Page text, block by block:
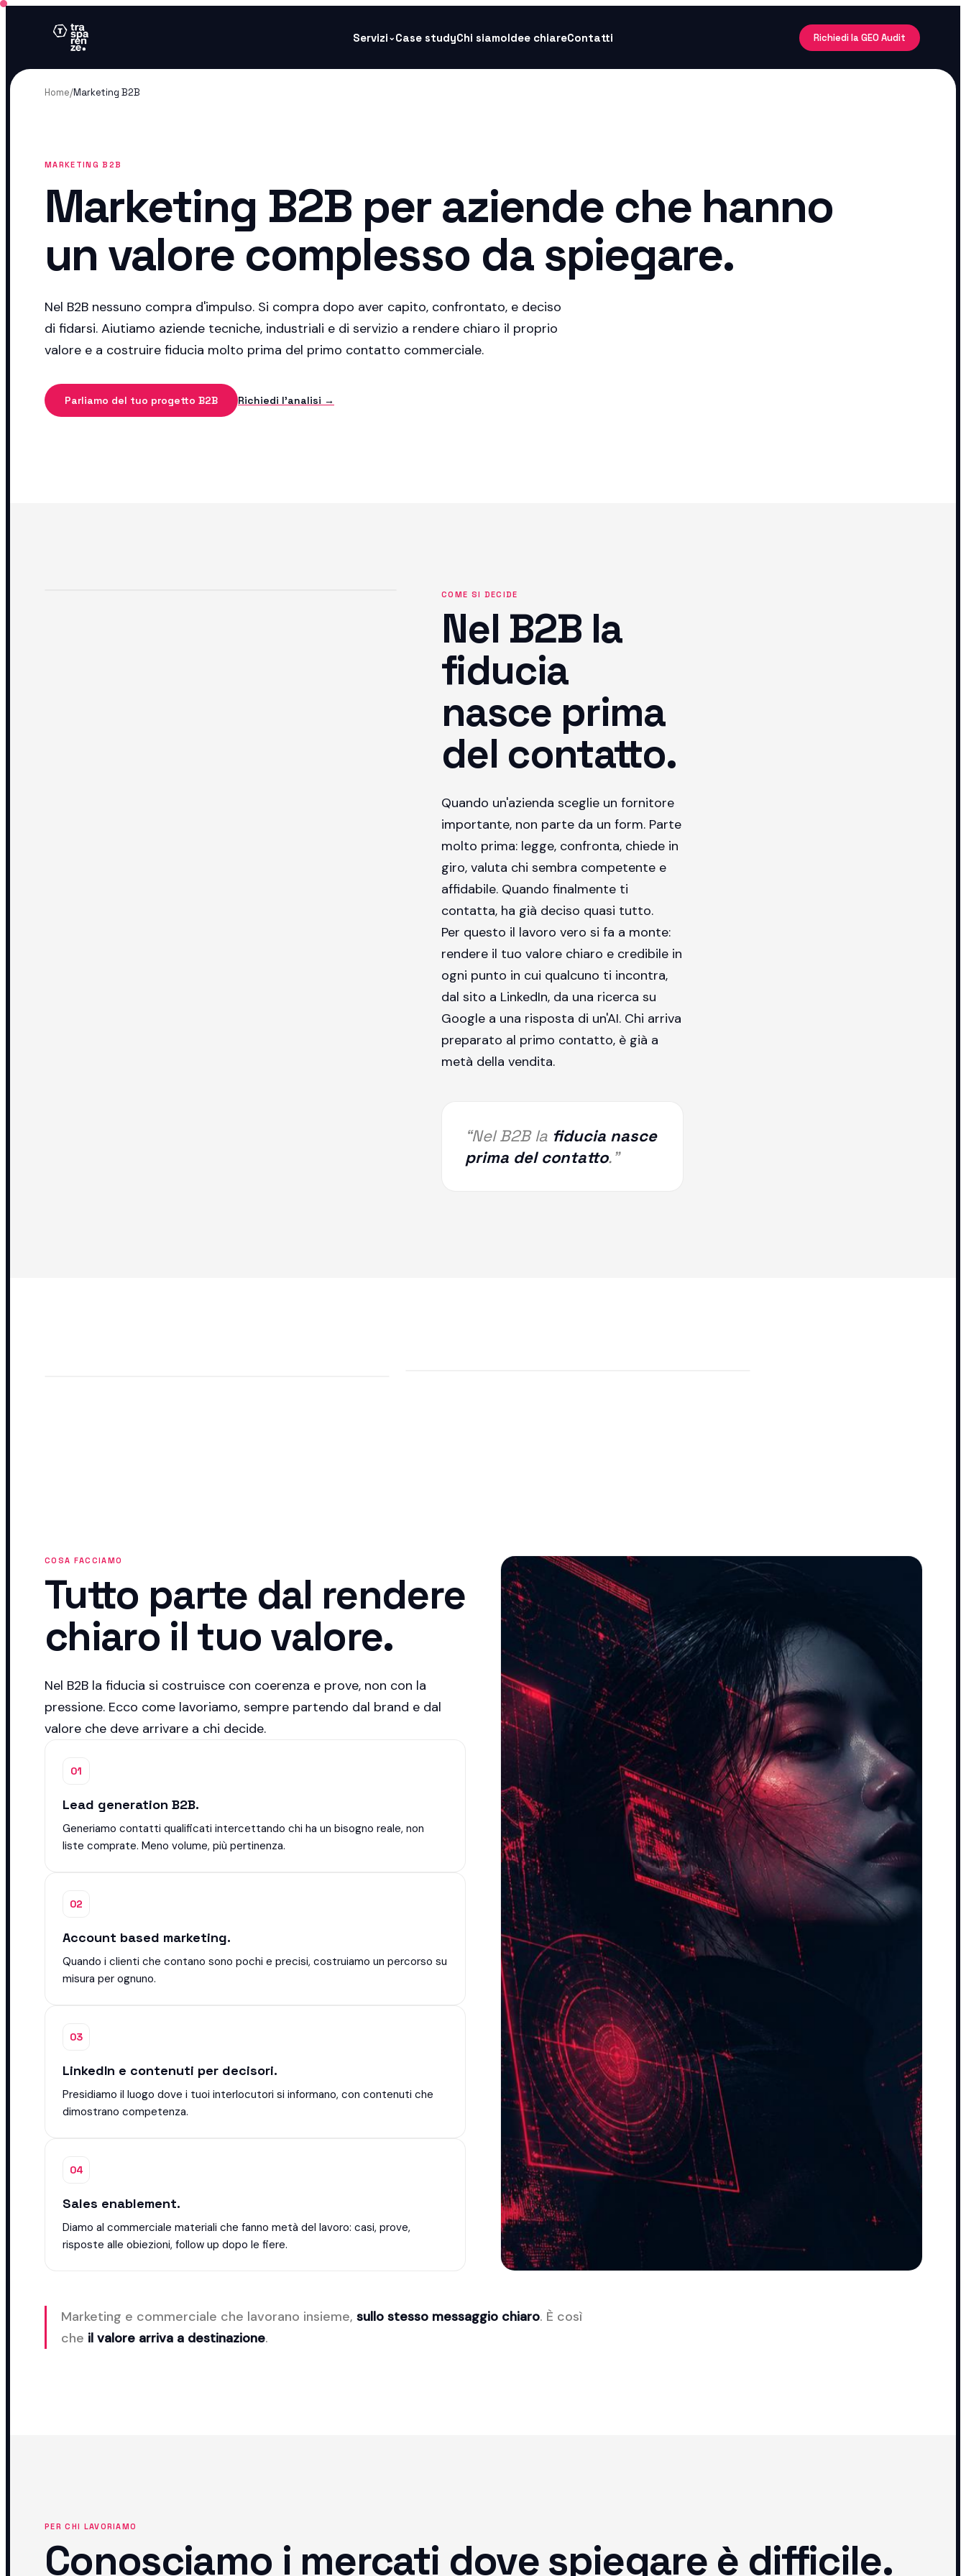
Servizi⌄Case studyChi siamoIdee chiareContatti Richiedi la GEO Audit
Home/Marketing B2B
MARKETING B2B
Marketing B2B per aziende che hanno
un valore complesso da spiegare.
Nel B2B nessuno compra d'impulso. Si compra dopo aver capito, confrontato, e deciso
di fidarsi. Aiutiamo aziende tecniche, industriali e di servizio a rendere chiaro il proprio
valore e a costruire fiducia molto prima del primo contatto commerciale.
Parliamo del tuo progetto B2B Richiedi l'analisi →
COME SI DECIDE
Nel B2B la
fiducia
nasce prima
del contatto.
Quando un'azienda sceglie un fornitore
importante, non parte da un form. Parte
molto prima: legge, confronta, chiede in
giro, valuta chi sembra competente e
affidabile. Quando finalmente ti
contatta, ha già deciso quasi tutto.
Per questo il lavoro vero si fa a monte:
rendere il tuo valore chiaro e credibile in
ogni punto in cui qualcuno ti incontra,
dal sito a LinkedIn, da una ricerca su
Google a una risposta di un'AI. Chi arriva
preparato al primo contatto, è già a
metà della vendita.
“Nel B2B la fiducia nasce
prima del contatto.”
COSA FACCIAMO
Tutto parte dal rendere
chiaro il tuo valore.
Nel B2B la fiducia si costruisce con coerenza e prove, non con la
pressione. Ecco come lavoriamo, sempre partendo dal brand e dal
valore che deve arrivare a chi decide.
01
Lead generation B2B.
Generiamo contatti qualificati intercettando chi ha un bisogno reale, non
liste comprate. Meno volume, più pertinenza.
02
Account based marketing.
Quando i clienti che contano sono pochi e precisi, costruiamo un percorso su
misura per ognuno.
03
LinkedIn e contenuti per decisori.
Presidiamo il luogo dove i tuoi interlocutori si informano, con contenuti che
dimostrano competenza.
04
Sales enablement.
Diamo al commerciale materiali che fanno metà del lavoro: casi, prove,
risposte alle obiezioni, follow up dopo le fiere.
Marketing e commerciale che lavorano insieme, sullo stesso messaggio chiaro. È così
che il valore arriva a destinazione.
PER CHI LAVORIAMO
Conosciamo i mercati dove spiegare è difficile.